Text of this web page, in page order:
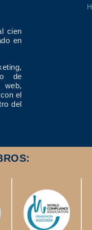
cien
en
de
web,
el
del